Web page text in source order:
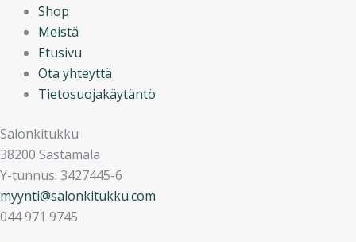
Shop
Meistä
Etusivu
Ota yhteyttä
Tietosuojakäytäntö
Salonkitukku
38200 Sastamala
Y-tunnus: 3427445-6
myynti@salonkitukku.com
044 971 9745